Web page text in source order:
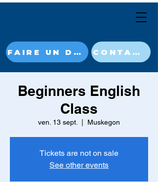
FAIRE UN DON MAINTENANT CONTACT
Beginners English
Class
ven. 13 sept. Muskegon
Tickets are not on sale
See other events